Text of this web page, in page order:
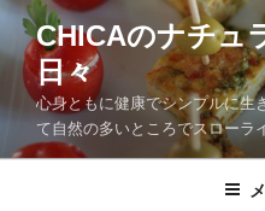
CHICAのナチュ
日々
心身ともに健康でシンプルに生
て自然の多いところでスローラ